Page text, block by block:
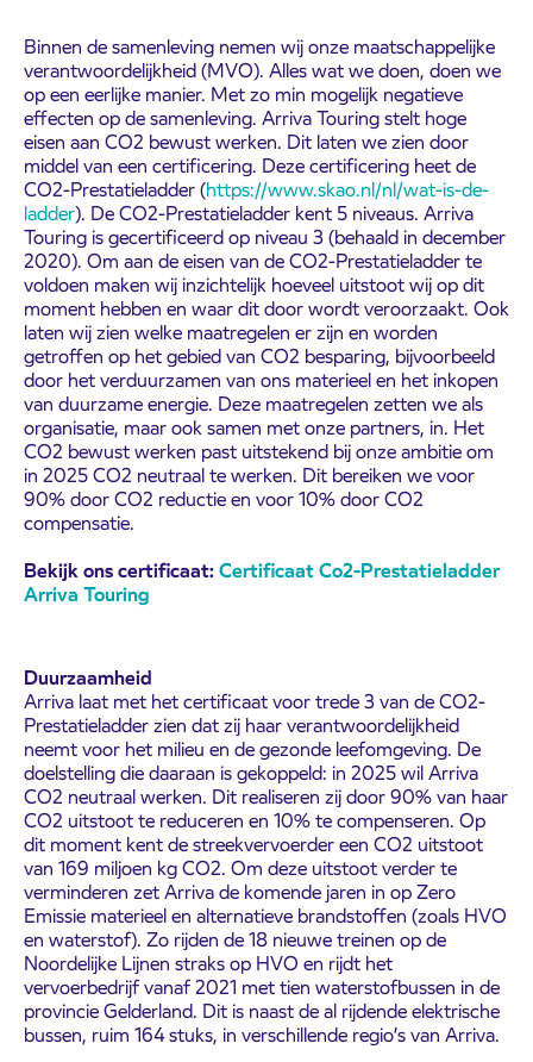
Binnen de samenleving nemen wij onze maatschappelijke
verantwoordelijkheid (MVO). Alles wat we doen, doen we
op een eerlijke manier. Met zo min mogelijk negatieve
effecten op de samenleving. Arriva Touring stelt hoge
eisen aan CO2 bewust werken. Dit laten we zien door
middel van een certificering. Deze certificering heet de
CO2-Prestatieladder (https://www.skao.nl/nl/wat-is-de-
ladder). De CO2-Prestatieladder kent 5 niveaus. Arriva
Touring is gecertificeerd op niveau 3 (behaald in december
2020). Om aan de eisen van de CO2-Prestatieladder te
voldoen maken wij inzichtelijk hoeveel uitstoot wij op dit
moment hebben en waar dit door wordt veroorzaakt. Ook
laten wij zien welke maatregelen er zijn en worden
getroffen op het gebied van CO2 besparing, bijvoorbeeld
door het verduurzamen van ons materieel en het inkopen
van duurzame energie. Deze maatregelen zetten we als
organisatie, maar ook samen met onze partners, in. Het
CO2 bewust werken past uitstekend bij onze ambitie om
in 2025 CO2 neutraal te werken. Dit bereiken we voor
90% door CO2 reductie en voor 10% door CO2
compensatie.
Bekijk ons certificaat:Certificaat Co2-Prestatieladder
Arriva Touring
Duurzaamheid
Arriva laat met het certificaat voor trede 3 van de CO2-
Prestatieladder zien dat zij haar verantwoordelijkheid
neemt voor het milieu en de gezonde leefomgeving. De
doelstelling die daaraan is gekoppeld: in 2025 wil Arriva
CO2 neutraal werken. Dit realiseren zij door 90% van haar
CO2 uitstoot te reduceren en 10% te compenseren. Op
dit moment kent de streekvervoerder een CO2 uitstoot
van 169 miljoen kg CO2. Om deze uitstoot verder te
verminderen zet Arriva de komende jaren in op Zero
Emissie materieel en alternatieve brandstoffen (zoals HVO
en waterstof). Zo rijden de 18 nieuwe treinen op de
Noordelijke Lijnen straks op HVO en rijdt het
vervoerbedrijf vanaf 2021 met tien waterstofbussen in de
provincie Gelderland. Dit is naast de al rijdende elektrische
bussen, ruim 164 stuks, in verschillende regio’s van Arriva.